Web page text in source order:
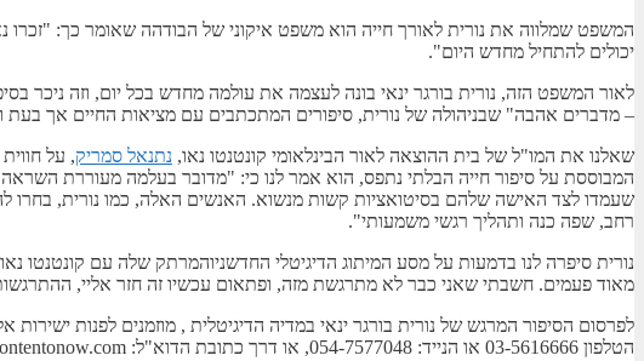
המשפט שמלווה את נורית לאורך חייה הוא משפט איקוני של הבודהה שאומר כך:
יכולים להתחיל מחדש היום".
לאור המשפט הזה, נורית בורגר ינאי בונה לעצמה את עולמה מחדש בכל יום, וזה
– מדברים אהבה" שבניהולה של נורית, סיפורים המתכתבים עם מציאות החיים אך בעת
שאלנו את המו"ל של בית ההוצאה לאור הבינלאומי קונטנטו נאו, נתנאל סמריק, על
המבוססת על סיפור חייה הבלתי נתפס, הוא אמר לנו כי: "מדובר בעלמה מעוררת
שעמדו לצד האישה שלהם בסיטואציות קשות מנשוא. האנשים האלה, כמו נורית, בחרו
רחב, שפה כנה ותהליך רגשי משמעותי".
נורית סיפרה לנו בדמעות על מסע המיתוג הדיגיטלי החדשניוהמרתק שלה עם
מאוד פעמים. חשבתי שאני כבר לא מתרגשת מזה, ופתאום עכשיו זה חזר אליי,
הטלפון 03-5616666 או הנייד: 054-7577048, או דרך כתובת הדוא"ל: Netanel@Contentonow.com